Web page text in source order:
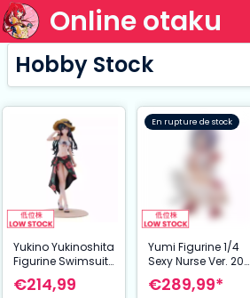
Online otaku
Hobby Stock
Yukino Yukinoshita
Figurine Swimsuit
Ver. 1/6 26 cm My
Teen Romantic
€214,99
En rupture de stock
Yumi Figurine 1/4
Sexy Nurse Ver. 20
cm Shinobi Master
Senran Kagura:
€289,99*